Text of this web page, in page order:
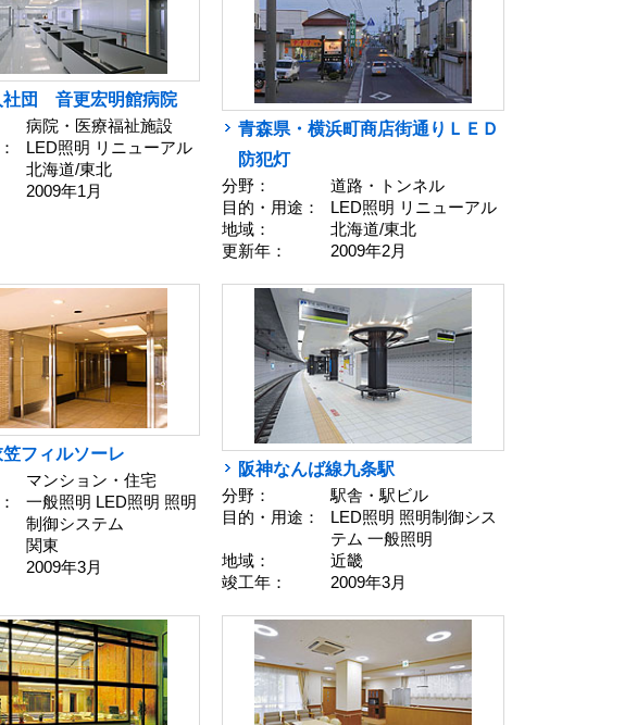
社団 音更宏明館病院
病院・医療福祉施設
LED照明 リニューアル
北海道/東北
2009年1月
青森県・横浜町商店街通りＬＥＤ
防犯灯
分野：
道路・トンネル
目的・用途：
LED照明 リニューアル
地域：
北海道/東北
更新年：
2009年2月
フィルソーレ
マンション・住宅
一般照明 LED照明 照明
制御システム
関東
2009年3月
阪神なんば線九条駅
分野：
駅舎・駅ビル
目的・用途：
LED照明 照明制御シス
テム 一般照明
地域：
近畿
竣工年：
2009年3月